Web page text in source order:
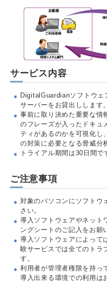
サービス内容
DigitalGuardianソフトウェ
サーバーをお貸出しします。
事前に取り決めた重要な情
のフレーズが入ったドキュ
ティがあるのかを可視化し
の対策に必要となる脅威分
トライアル期間は30日間で
ご注意事項
対象のパソコンにソフトウ
さい。
導入ソフトウェアやネット
ングシートのご記入をお願
導入ソフトウェアによって
験サービスでは全てのトラ
す。
利用者が管理者権限を持っ
導入出来る環境での利用は